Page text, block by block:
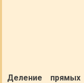
Деление